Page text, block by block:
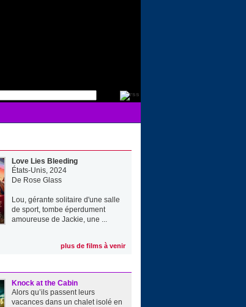
Love Lies Bleeding
États-Unis, 2024
De Rose Glass
Lou, gérante solitaire d'une salle
de sport, tombe éperdument
amoureuse de Jackie, une ...
plus de films à venir
Knock at the Cabin
Alors qu’ils passent leurs
vacances dans un chalet isolé en